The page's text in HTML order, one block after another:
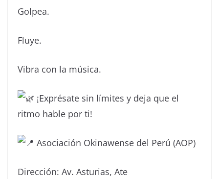
Golpea.
Fluye.
Vibra con la música.
¡Exprésate sin límites y deja que el
ritmo hable por ti!
Asociación Okinawense del Perú (AOP)
Dirección: Av. Asturias, Ate